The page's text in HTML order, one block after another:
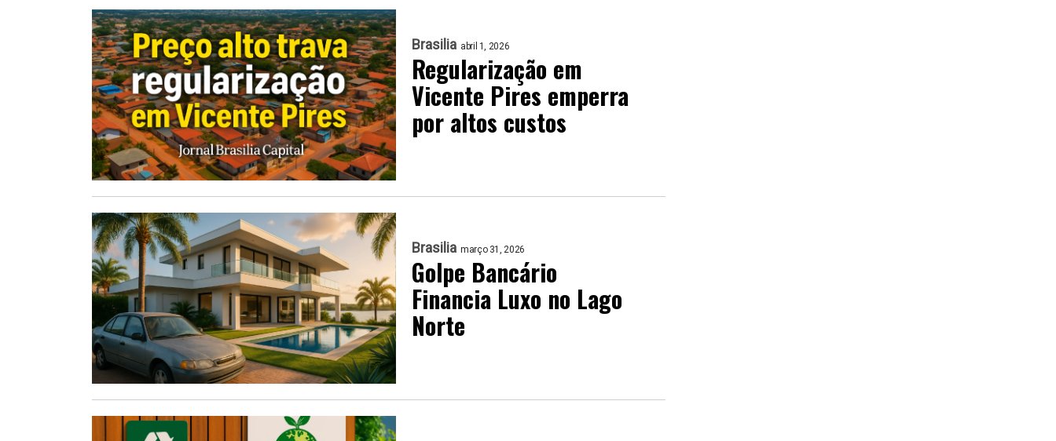
Brasilia abril 1, 2026
Regularização em
Vicente Pires emperra
por altos custos
Brasilia março 31, 2026
Golpe Bancário
Financia Luxo no Lago
Norte